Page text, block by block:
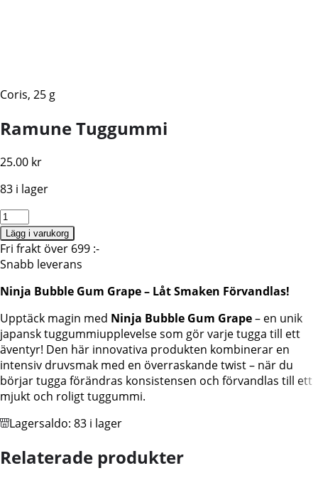
Coris, 25 g
Ramune Tuggummi
25.00 kr
83 i lager
Ninja
Ramune
Tuggummi,
Coris,
mängd
Lägg i varukorg
Fri frakt över 699 :-
Snabb leverans
Ninja Bubble Gum Grape – Låt Smaken Förvandlas!
Upptäck magin med Ninja Bubble Gum Grape– en unik
japansk tuggummiupplevelse som gör varje tugga till ett
äventyr! Den här innovativa produkten kombinerar en
intensiv druvsmak med en överraskande twist – när du
börjar tugga förändras konsistensen och förvandlas till ett
mjukt och roligt tuggummi.
Lagersaldo: 83 i lager
Relaterade produkter